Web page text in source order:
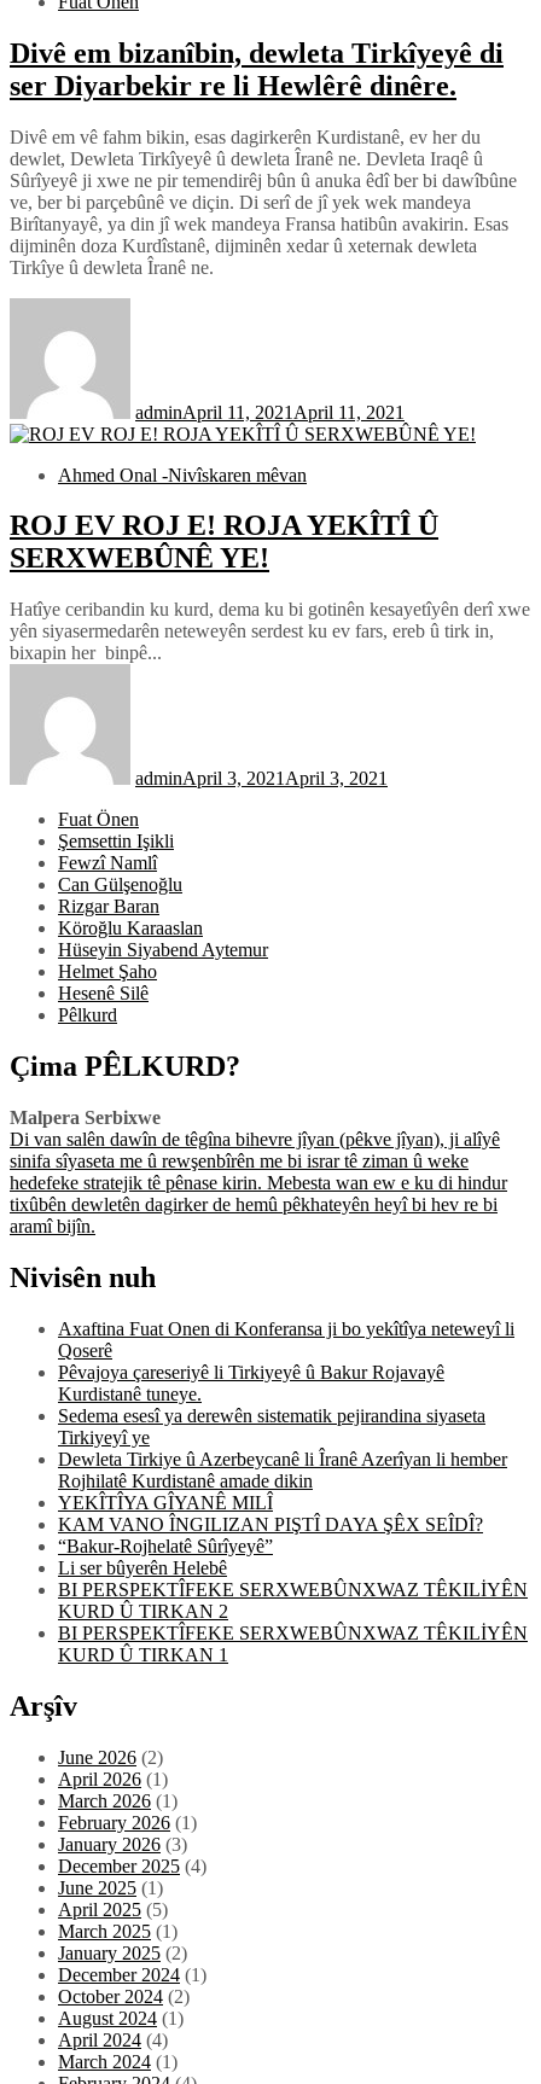
Divê em bizanîbin, dewleta Tirkîyeyê di
ser Diyarbekir re li Hewlêrê dinêre.
Divê em vê fahm bikin, esas dagirkerên Kurdistanê, ev her du
dewlet, Dewleta Tirkîyeyê û dewleta Îranê ne. Devleta Iraqê û
Sûrîyeyê ji xwe ne pir temendirêj bûn û anuka êdî ber bi dawîbûne
ve, ber bi parçebûnê ve diçin. Di serî de jî yek wek mandeya
Birîtanyayê, ya din jî wek mandeya Fransa hatibûn avakirin. Esas
dijminên doza Kurdîstanê, dijminên xedar û xeternak dewleta
Tirkîye û dewleta Îranê ne.
adminApril 11, 2021 April 11, 2021
Ahmed Onal -Nivîskaren mêvan
ROJ EV ROJ E! ROJA YEKÎTÎ Û
SERXWEBÛNÊ YE!
Hatîye ceribandin ku kurd, dema ku bi gotinên kesayetîyên derî xwe
yên siyasermedarên neteweyên serdest ku ev fars, ereb û tirk in,
bixapin her binpê...
adminApril 3, 2021 April 3, 2021
Fuat Önen
Şemsettin Işikli
Fewzî Namlî
Can Gülşenoğlu
Rizgar Baran
Köroğlu Karaaslan
Hüseyin Siyabend Aytemur
Helmet Şaho
Hesenê Silê
Pêlkurd
Çima PÊLKURD?
Malpera Serbixwe
Di van salên dawîn de têgîna bihevre jîyan (pêkve jîyan), ji alîyê
sinifa sîyaseta me û rewşenbîrên me bi israr tê ziman û weke
hedefeke stratejik tê pênase kirin. Mebesta wan ew e ku di hindur
tixûbên dewletên dagirker de hemû pêkhateyên heyî bi hev re bi
aramî bijîn.
Nivisên nuh
Axaftina Fuat Onen di Konferansa ji bo yekîtîya neteweyî li
Qoserê
Pêvajoya çareseriyê li Tirkiyeyê û Bakur Rojavayê
Kurdistanê tuneye.
Sedema esesî ya derewên sistematik pejirandina siyaseta
Tirkiyeyî ye
Dewleta Tirkiye û Azerbeycanê li Îranê Azerîyan li hember
Rojhilatê Kurdistanê amade dikin
YEKÎTÎYA GÎYANÊ MILÎ
KAM VANO ÎNGILIZAN PIŞTÎ DAYA ŞÊX SEÎDÎ?
“Bakur-Rojhelatê Sûrîyeyê”
Li ser bûyerên Helebê
BI PERSPEKTÎFEKE SERXWEBÛNXWAZ TÊKILİYÊN
KURD Û TIRKAN 2
BI PERSPEKTÎFEKE SERXWEBÛNXWAZ TÊKILİYÊN
KURD Û TIRKAN 1
Arşîv
June 2026 (2)
April 2026 (1)
March 2026 (1)
February 2026 (1)
January 2026 (3)
December 2025 (4)
June 2025 (1)
April 2025 (5)
March 2025 (1)
January 2025 (2)
December 2024 (1)
October 2024 (2)
August 2024 (1)
April 2024 (4)
March 2024 (1)